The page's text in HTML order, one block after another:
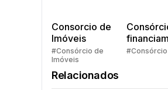
Consorcio de
Imóveis
#Consórcio de
Imóveis
Quem
#Consórcio
Relacionados